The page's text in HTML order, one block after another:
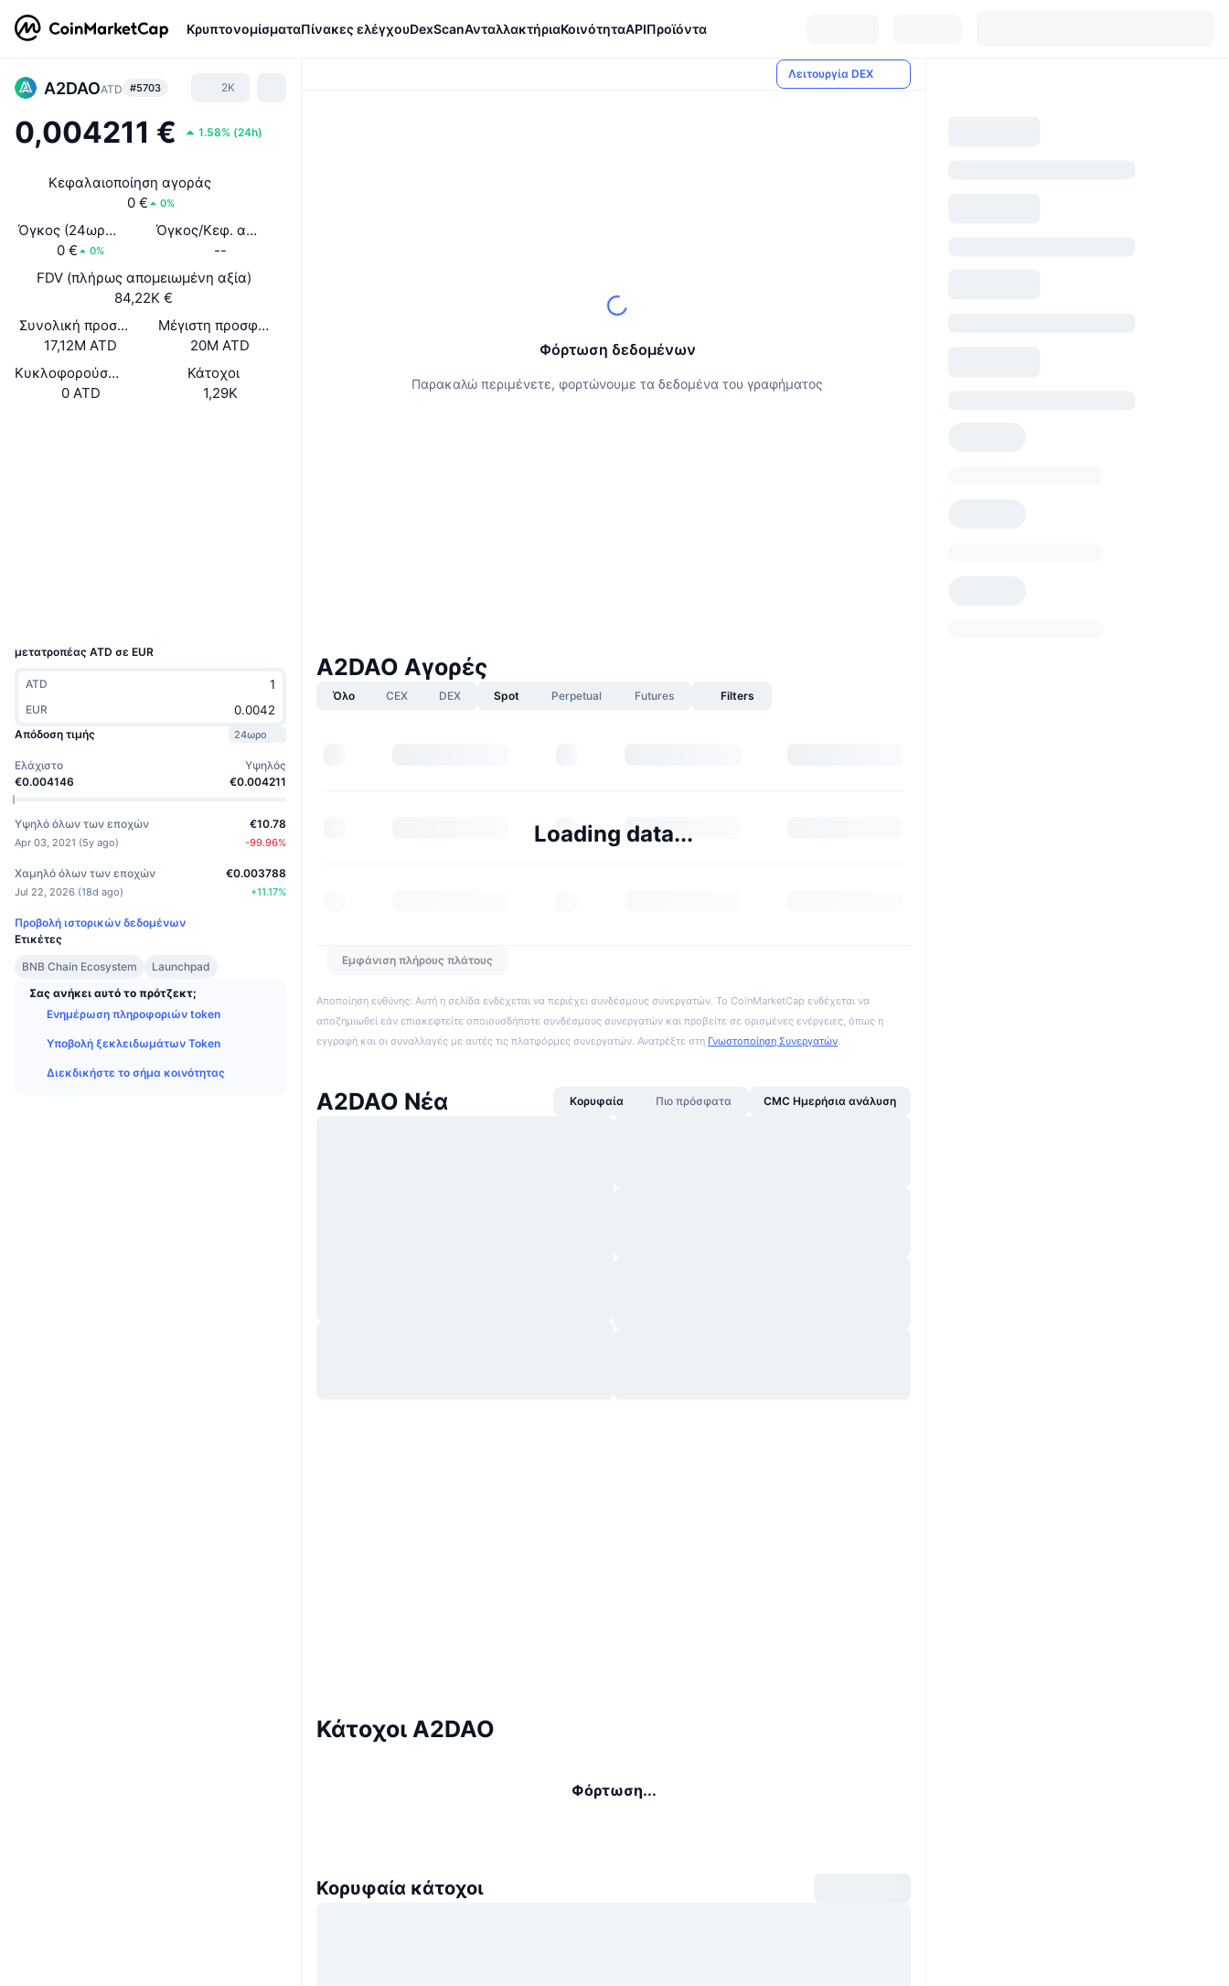
ΚρυπτονομίσματαΠίνακες ελέγχουDexScanΑνταλλακτήριαΚοινότηταAPIΠροϊόντα
A2DAOATD #5703 2K
0,004211 € 1.58% (24h)
Κεφαλαιοποίηση αγοράς
0 €
0%
Όγκος (24ωρος)
0 €
0%
Όγκος/Κεφ. αγοράς (24ώ)
--
FDV (πλήρως απομειωμένη αξία)
84,22K €
Συνολική προσφορά
17,12M ATD
Μέγιστη προσφορά
20M ATD
Κυκλοφορούσα Προσφορά
0 ATD
Κάτοχοι
1,29K
μετατροπέας ATD σε EUR
ATD
EUR
Απόδοση τιμής
24ωρο
Ελάχιστο
€0.004146
Υψηλός
€0.004211
Υψηλό όλων των εποχών
Apr 03, 2021 (5y ago)
€10.78
-99.96%
Χαμηλό όλων των εποχών
Jul 22, 2026 (18d ago)
€0.003788
+11.17%
Προβολή ιστορικών δεδομένων
Ετικέτες
BNB Chain Ecosystem
Launchpad
Σας ανήκει αυτό το πρότζεκτ;
Ενημέρωση πληροφοριών token
Υποβολή ξεκλειδωμάτων Token
Διεκδικήστε το σήμα κοινότητας
Λειτουργία DEX
Φόρτωση δεδομένων
Παρακαλώ περιμένετε, φορτώνουμε τα δεδομένα του γραφήματος
A2DAO Αγορές
Όλο CEX DEX Spot Perpetual Futures Filters
Loading data...
Εμφάνιση πλήρους πλάτους
Αποποίηση ευθύνης: Αυτή η σελίδα ενδέχεται να περιέχει συνδέσμους συνεργατών. Το CoinMarketCap ενδέχεται να
αποζημιωθεί εάν επισκεφτείτε οποιουσδήποτε συνδέσμους συνεργατών και προβείτε σε ορισμένες ενέργειες, όπως η
εγγραφή και οι συναλλαγές με αυτές τις πλατφόρμες συνεργατών. Ανατρέξτε στη Γνωστοποίηση Συνεργατών.
A2DAO Νέα Κορυφαία Πιο πρόσφατα CMC Ημερήσια ανάλυση
Κάτοχοι A2DAO
Φόρτωση...
Κορυφαία κάτοχοι